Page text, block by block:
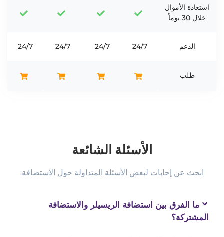
استعادة الأموال
خلال 30 يوماً
الدعم 24/7
24/7
24/7
24/7
طلب
الأسئلة الشائعة
ابحث عن إجابات لبعض الأسئلة المتداولة حول الاستضافة:
ما الفرق بين استضافة الريسيلر والاستضافة
المشتركة؟